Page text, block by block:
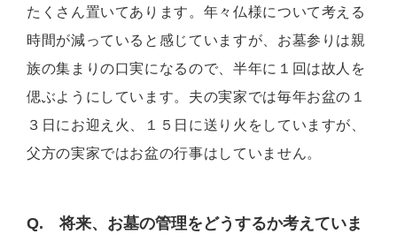
たくさん置いてあります。年々仏様について考える
時間が減っていると感じていますが、お墓参りは親
族の集まりの口実になるので、半年に１回は故人を
偲ぶようにしています。夫の実家では毎年お盆の１
３日にお迎え火、１５日に送り火をしていますが、
父方の実家ではお盆の行事はしていません。
Q. 将来、お墓の管理をどうするか考えていま